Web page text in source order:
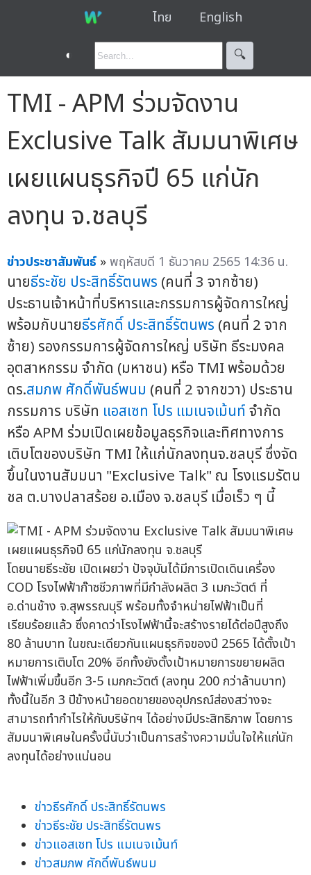
ไทย English
◐ 🔍︎
TMI - APM ร่วมจัดงาน
Exclusive Talk สัมมนาพิเศษ
เผยแผนธุรกิจปี 65 แก่นัก
ลงทุน จ.ชลบุรี
ข่าวประชาสัมพันธ์ »พฤหัสบดี 1 ธันวาคม 2565 14:36 น.
นายธีระชัย ประสิทธิ์รัตนพร (คนที่ 3 จากซ้าย)
ประธานเจ้าหน้าที่บริหารและกรรมการผู้จัดการใหญ่
พร้อมกับนายธีรศักดิ์ ประสิทธิ์รัตนพร (คนที่ 2 จาก
ซ้าย) รองกรรมการผู้จัดการใหญ่ บริษัท ธีระมงคล
อุตสาหกรรม จำกัด (มหาชน) หรือ TMI พร้อมด้วย
ดร.สมภพ ศักดิ์พันธ์พนม (คนที่ 2 จากขวา) ประธาน
กรรมการ บริษัท แอสเซท โปร แมเนจเม้นท์จำกัด
หรือ APM ร่วมเปิดเผยข้อมูลธุรกิจและทิศทางการ
เติบโตของบริษัท TMI ให้แก่นักลงทุนจ.ชลบุรี ซึ่งจัด
ขึ้นในงานสัมมนา "Exclusive Talk" ณ โรงแรมรัตน
ชล ต.บางปลาสร้อย อ.เมือง จ.ชลบุรี เมื่อเร็ว ๆ นี้
โดยนายธีระชัย เปิดเผยว่า ปัจจุบันได้มีการเปิดเดินเครื่อง
COD โรงไฟฟ้าก๊าซชีวภาพที่มีกำลังผลิต 3 เมกะวัตต์ ที่
อ.ด่านช้าง จ.สุพรรณบุรี พร้อมทั้งจำหน่ายไฟฟ้าเป็นที่
เรียบร้อยแล้ว ซึ่งคาดว่าโรงไฟฟ้านี้จะสร้างรายได้ต่อปีสูงถึง
80 ล้านบาท ในขณะเดียวกันแผนธุรกิจของปี 2565 ได้ตั้งเป้า
หมายการเติบโต 20% อีกทั้งยังตั้งเป้าหมายการขยายผลิต
ไฟฟ้าเพิ่มขึ้นอีก 3-5 เมกกะวัตต์ (ลงทุน 200 กว่าล้านบาท)
ทั้งนี้ในอีก 3 ปีข้างหน้ายอดขายของอุปกรณ์ส่องสว่างจะ
สามารถทำกำไรให้กับบริษัทฯ ได้อย่างมีประสิทธิภาพ โดยการ
สัมมนาพิเศษในครั้งนี้นับว่าเป็นการสร้างความมั่นใจให้แก่นัก
ลงทุนได้อย่างแน่นอน
ข่าวธีรศักดิ์ ประสิทธิ์รัตนพร
ข่าวธีระชัย ประสิทธิ์รัตนพร
ข่าวแอสเซท โปร แมเนจเม้นท์
ข่าวสมภพ ศักดิ์พันธ์พนม